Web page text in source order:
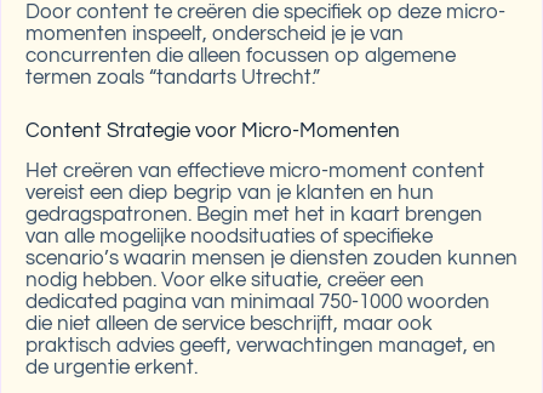
Door content te creëren die specifiek op deze micro-
momenten inspeelt, onderscheid je je van
concurrenten die alleen focussen op algemene
termen zoals “tandarts Utrecht.”
Content Strategie voor Micro-Momenten
Het creëren van effectieve micro-moment content
vereist een diep begrip van je klanten en hun
gedragspatronen. Begin met het in kaart brengen
van alle mogelijke noodsituaties of specifieke
scenario’s waarin mensen je diensten zouden kunnen
nodig hebben. Voor elke situatie, creëer een
dedicated pagina van minimaal 750-1000 woorden
die niet alleen de service beschrijft, maar ook
praktisch advies geeft, verwachtingen managet, en
de urgentie erkent.